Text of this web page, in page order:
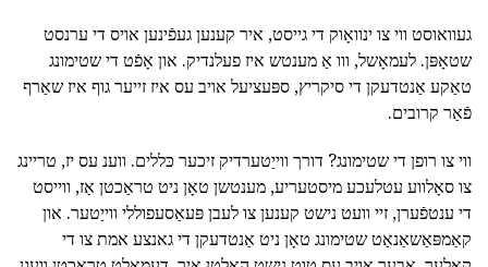
געוואוסט ווי צו ינוואָוק די גייסט, איר קענען געפֿינען אויס די ערנסט
שטאָפּן. לעמאָשל, ווו אַ מענטש איז פעלנדיק. און אָפֿט די שטימונג
טאַקע אַנטדעקן די סיקריץ, ספּעציעל אויב עס איז זייער גוף איז שאַרף
פֿאַר קרובים.
ווי צו רופן די שטימונג? דורך ווייַטערדיק זיכער כּללים. ווענ עס יז, טריינג
צו סאָלווע עטלעכע מיסטעריע, מענטשן טאָן ניט טראַכטן אַז, ווייסט
די ענטפֿערן, זיי וועט נישט קענען צו לעבן פּעאַסעפוללי ווייַטער. און
קאַמפּאַשאַנאַט שטימונג טאָן ניט אַנטדעקן די גאנצע אמת צו די